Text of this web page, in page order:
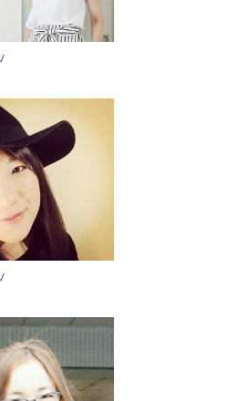
スンや個別のオーダー品を承って
錯誤を繰り返しつつも、「楽しむ
動中です。
フラワーBrillante Rose主宰
学科 ピアノ科卒業 卒業後、piano
と同時にライセンスを取得
open 現在、各方面で活動中
さん
アクセサリー作家「And you ?」
のファッションデザインコースを
貨店などで婦人服の販売を行う そ